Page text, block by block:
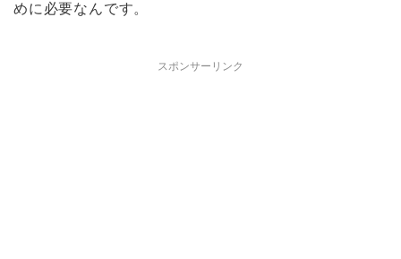
めに必要なんです。
スポンサーリンク